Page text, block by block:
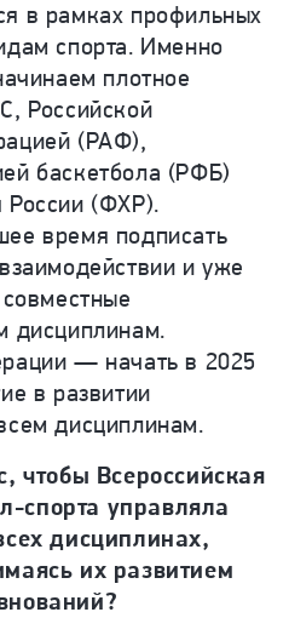
в рамках профильных
спорта. Именно
плотное
Российской
(РАФ),
баскетбола (РФБ)
России (ФХР).
время подписать
и уже
дисциплинам.
— начать в 2025
в развитии
дисциплинам.
чтобы Всероссийская
спорта управляла
дисциплинах,
их развитием